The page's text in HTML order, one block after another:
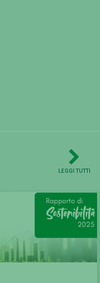
LEGGI TUTTI